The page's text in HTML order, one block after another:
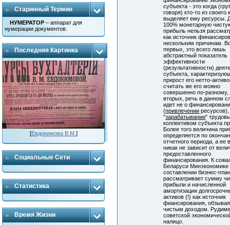
Старинный Термин
НУМЕРАТОР – аппарат для
нумерации документов.
Последняя Картинка
[Евдокимова В.М. ]
Социальные Сети
Статистика
Время Жизни
субъекта - это когда
говоря) кто-то из своего
выделяет ему ресурсы.
100% монетарную
прибыль нельзя
как источник
нескольким причинам.
первых, это всего лишь
абстрактный показатель
эффективности
(результативности)
субъекта,
прирост его нетто-
считать же его можно
совершенно по-разному,
вторых, речь в данном
идет не о
(привлечении
"зарабатывании"
коллективом субъекта
Более того величина
определяется по
отчетного периода, а ее
никак не зависит от
предоставленного
финансирования. К
Беларуси Минэкономике
составлении бизнес-
рассматривает сумму
прибыли и начисленной
амортизации
активов (!) как источник
фиансирования,
чистым доходом.
советской
налицо.